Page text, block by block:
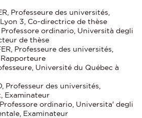
Professeure des universités,
3, Co-directrice de thèse
Professore ordinario, Università degli
de thèse
Professeure des universités,
Université du Québec à
Professeur des universités,
Examinateur
ordinario, Universita' degli
Examinateur